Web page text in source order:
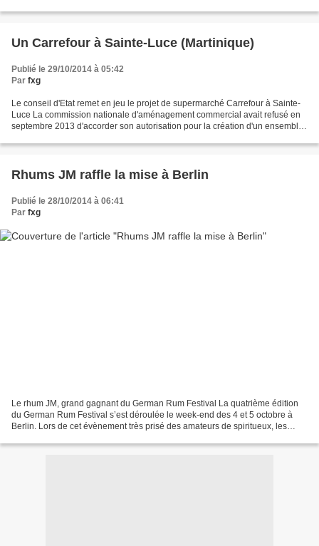
Un Carrefour à Sainte-Luce (Martinique)
Publié le 29/10/2014 à 05:42
Par fxg
Le conseil d'Etat remet en jeu le projet de supermarché Carrefour à Sainte-
Luce La commission nationale d'aménagement commercial avait refusé en
septembre 2013 d'accorder son autorisation pour la création d'un ensemble
Rhums JM raffle la mise à Berlin
Publié le 28/10/2014 à 06:41
Par fxg
Le rhum JM, grand gagnant du German Rum Festival La quatrième édition
du German Rum Festival s’est déroulée le week-end des 4 et 5 octobre à
Berlin. Lors de cet évènement très prisé des amateurs de spiritueux, les